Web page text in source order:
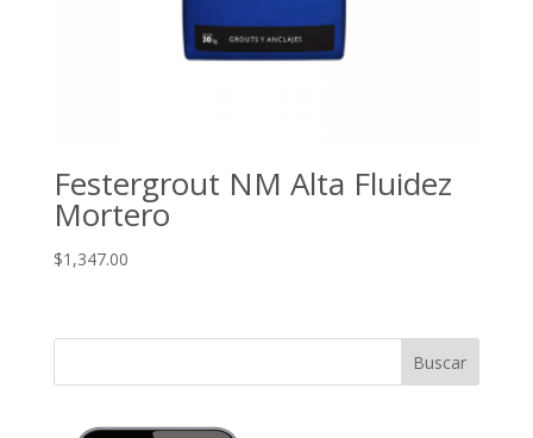
Festergrout NM Alta Fluidez
Mortero
$1,347.00